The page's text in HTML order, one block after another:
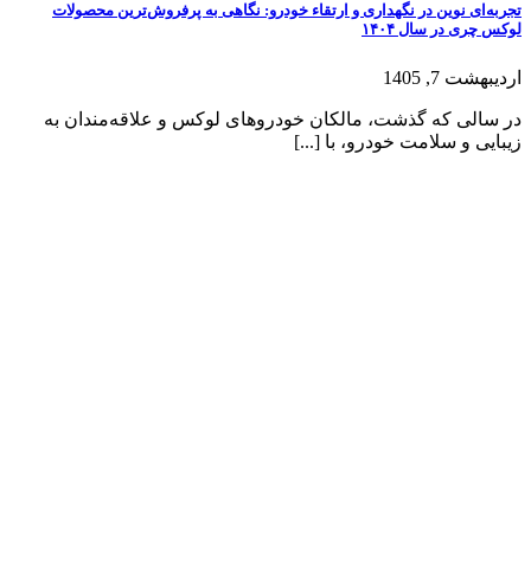
تجربه‌ای نوین در نگهداری و ارتقاء خودرو: نگاهی به پرفروش‌ترین محصولات
لوکس چری در سال ۱۴۰۴
اردیبهشت 7, 1405
در سالی که گذشت، مالکان خودروهای لوکس و علاقه‌مندان به
زیبایی و سلامت خودرو، با [...]